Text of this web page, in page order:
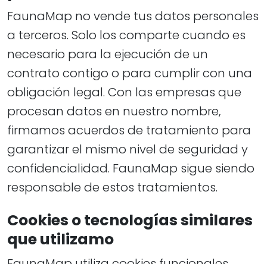
FaunaMap no vende tus datos personales
a terceros. Solo los comparte cuando es
necesario para la ejecución de un
contrato contigo o para cumplir con una
obligación legal. Con las empresas que
procesan datos en nuestro nombre,
firmamos acuerdos de tratamiento para
garantizar el mismo nivel de seguridad y
confidencialidad. FaunaMap sigue siendo
responsable de estos tratamientos.
Cookies o tecnologías similares
que utilizamo